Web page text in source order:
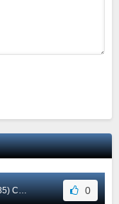
#2 0